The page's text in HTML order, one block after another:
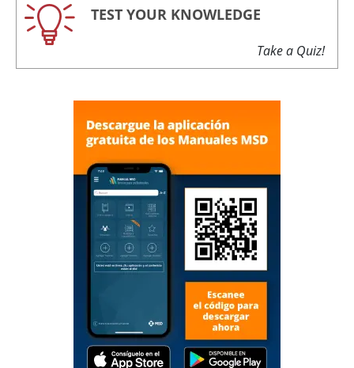
TEST YOUR KNOWLEDGE
Take a Quiz!